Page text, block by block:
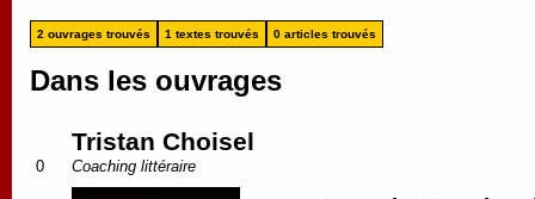
2 ouvrages trouvés 1 textes trouvés 0 articles trouvés
Dans les ouvrages
0
Tristan Choisel
Coaching littéraire